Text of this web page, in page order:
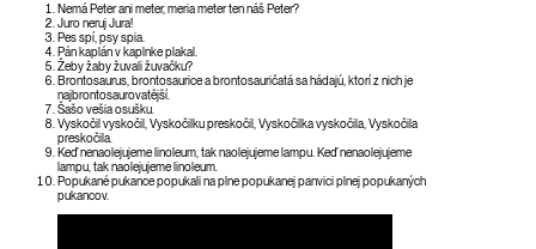
Nemá Peter ani meter, meria meter ten náš Peter?
Juro neruj Jura!
Pes spí, psy spia.
Pán kaplán v kaplnke plakal.
Žeby žaby žuvali žuvačku?
Brontosaurus, brontosaurice a brontosauričatá sa hádajú, ktorí z nich je
najbrontosaurovatější.
Šašo vešia osušku.
Vyskočil vyskočil, Vyskočilku preskočil, Vyskočilka vyskočila, Vyskočila
preskočila.
Keď nenaolejujeme linoleum, tak naolejujeme lampu. Keď nenaolejujeme
lampu, tak naolejujeme linoleum.
Popukané pukance popukali na plne popukanej panvici plnej popukaných
pukancov.